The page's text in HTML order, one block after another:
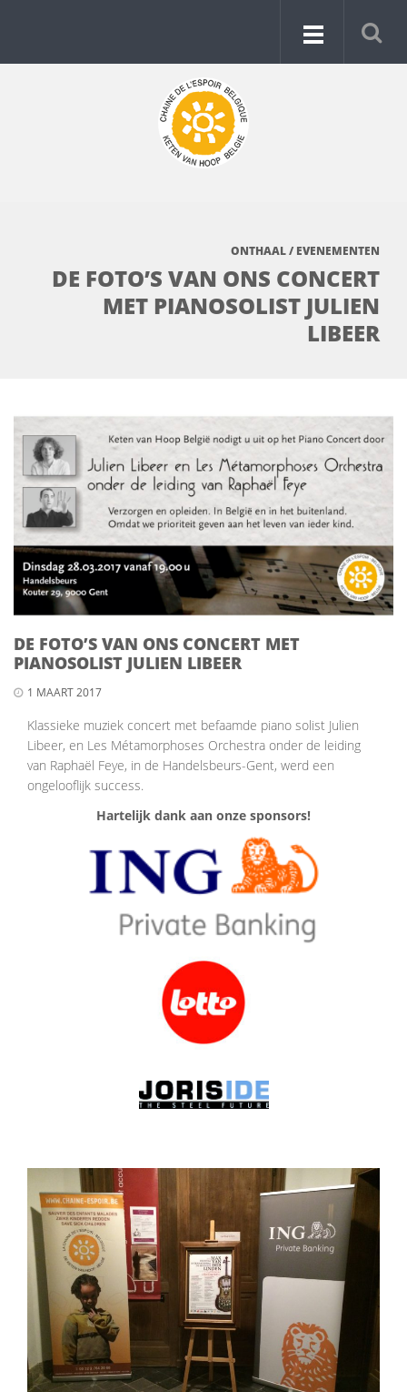
ONTHAAL/ EVENEMENTEN
DE FOTO’S VAN ONS CONCERT
MET PIANOSOLIST JULIEN
LIBEER
DE FOTO’S VAN ONS CONCERT MET
PIANOSOLIST JULIEN LIBEER
1 MAART 2017
Klassieke muziek concert met befaamde piano solist Julien
Libeer, en Les Métamorphoses Orchestra onder de leiding
van Raphaël Feye, in de Handelsbeurs-Gent, werd een
ongelooflijk success.
Hartelijk dank aan onze sponsors!